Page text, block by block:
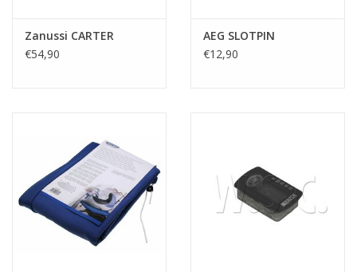
Zanussi CARTER
€54,90
AEG SLOTPIN
€12,90